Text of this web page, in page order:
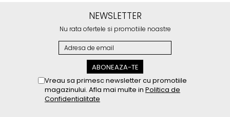
NEWSLETTER
Nu rata ofertele si promotiile noastre
Vreau sa primesc newsletter cu promotiile
magazinului. Afla mai multe in Politica de
Confidentialitate